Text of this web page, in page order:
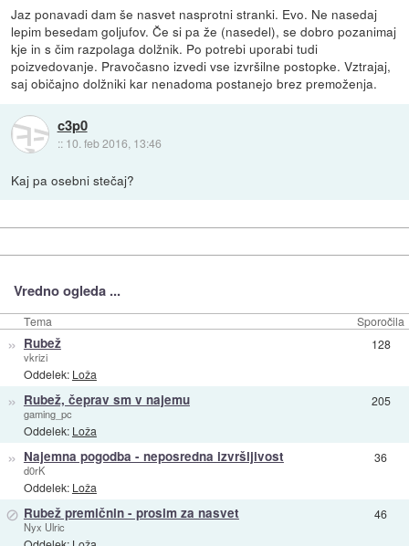
Jaz ponavadi dam še nasvet nasprotni stranki. Evo. Ne nasedaj
lepim besedam goljufov. Če si pa že (nasedel), se dobro pozanimaj
kje in s čim razpolaga dolžnik. Po potrebi uporabi tudi
poizvedovanje. Pravočasno izvedi vse izvršilne postopke. Vztrajaj,
saj običajno dolžniki kar nenadoma postanejo brez premoženja.
c3p0
:: 10. feb 2016, 13:46
Kaj pa osebni stečaj?
Vredno ogleda ...
Tema Sporočila
» Rubež
vkrizi
Oddelek: Loža
128
» Rubež, čeprav sm v najemu
gaming_pc
Oddelek: Loža
205
» Najemna pogodba - neposredna izvršljivost
d0rK
Oddelek: Loža
36
⊘ Rubež premičnin - prosim za nasvet
Nyx Ulric
46